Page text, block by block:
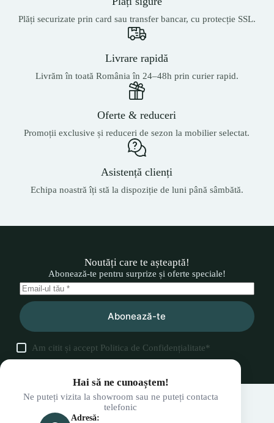
Plăți securizate prin card sau transfer bancar, cu protecție SSL.
Livrare rapidă
Livrăm în toată România în 24–48h prin curier rapid.
Oferte & reduceri
Promoții exclusive și reduceri de sezon la mobilier selectat.
Asistență clienți
Echipa noastră îți stă la dispoziție de luni până sâmbătă.
Noutăți care te așteaptă!
Abonează-te pentru surprize și oferte speciale!
Abonează-te
Am citit și accept Politica de Confidențialitate*
Hai să ne cunoaștem!
Ne puteți vizita la showroom sau ne puteți contacta
telefonic
Adresă: